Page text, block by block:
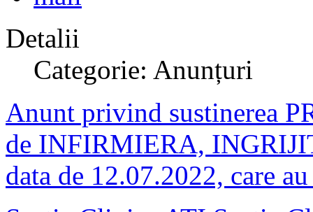
Detalii
Categorie: Anunțuri
Anunt privind sustinerea
de INFIRMIERA,
data de 12.07.2022, care